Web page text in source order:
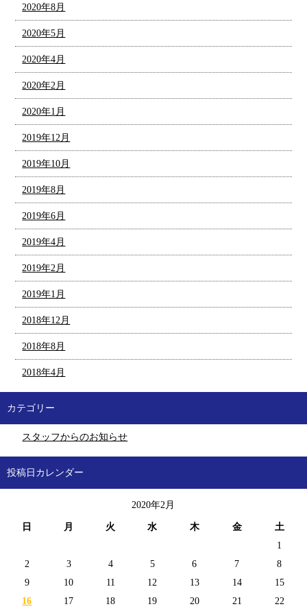
2020年8月
2020年5月
2020年4月
2020年2月
2020年1月
2019年12月
2019年10月
2019年8月
2019年6月
2019年4月
2019年2月
2019年1月
2018年12月
2018年8月
2018年4月
カテゴリー
スタッフからのお知らせ
投稿日カレンダー
2020年2月
日 月 火 水 木 金
土
1
2
3 4 5 6 7
8
9
10 11 12 13 14
15
16
17 18 19 20 21 22